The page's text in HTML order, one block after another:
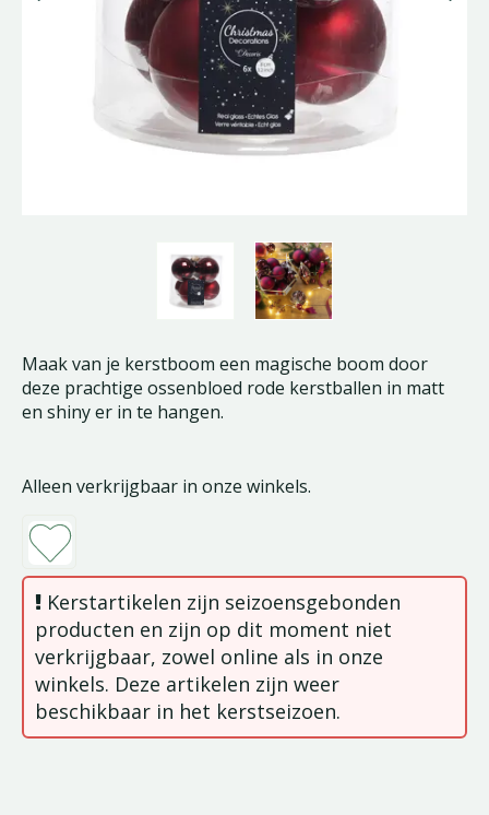
Maak van je kerstboom een magische boom door
deze prachtige ossenbloed rode kerstballen in matt
en shiny er in te hangen.
Alleen verkrijgbaar in onze winkels.
Kerstartikelen zijn seizoensgebonden
producten en zijn op dit moment niet
verkrijgbaar, zowel online als in onze
winkels. Deze artikelen zijn weer
beschikbaar in het kerstseizoen.